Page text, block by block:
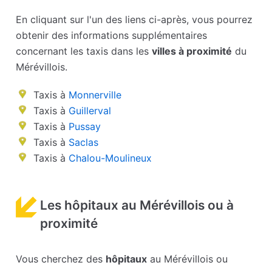
En cliquant sur l'un des liens ci-après, vous pourrez
obtenir des informations supplémentaires
concernant les taxis dans lesvilles à proximité du
Mérévillois.
Taxis à Monnerville
Taxis à Guillerval
Taxis à Pussay
Taxis à Saclas
Taxis à Chalou-Moulineux
Les hôpitaux au Mérévillois ou à
proximité
Vous cherchez des hôpitaux au Mérévillois ou